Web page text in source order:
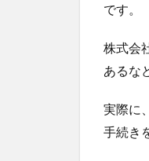
です。
株式会
あるな
実際に
手続き